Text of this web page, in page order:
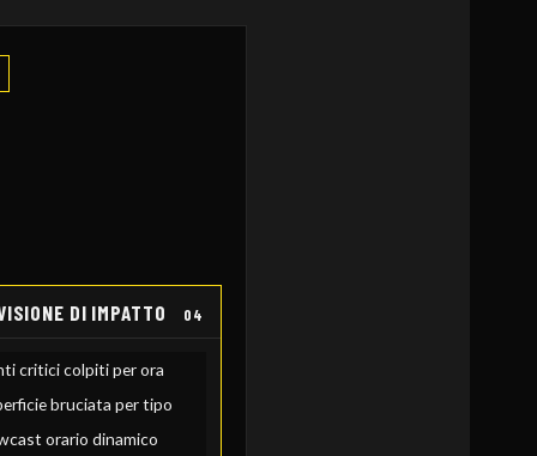
DI IMPATTO 04
critici colpiti per ora
bruciata per tipo
orario dinamico